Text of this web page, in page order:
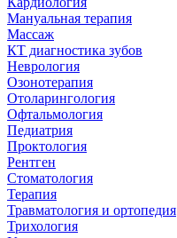
Мануальная терапия
Массаж
КТ диагностика зубов
Неврология
Озонотерапия
Отоларингология
Офтальмология
Педиатрия
Проктология
Рентген
Стоматология
Терапия
Травматология и ортопедия
Трихология